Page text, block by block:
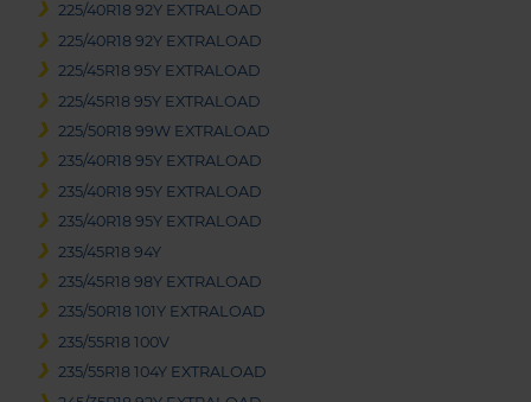
225/40R18 92Y EXTRALOAD
225/40R18 92Y EXTRALOAD
225/45R18 95Y EXTRALOAD
225/45R18 95Y EXTRALOAD
225/50R18 99W EXTRALOAD
235/40R18 95Y EXTRALOAD
235/40R18 95Y EXTRALOAD
235/40R18 95Y EXTRALOAD
235/45R18 94Y
235/45R18 98Y EXTRALOAD
235/50R18 101Y EXTRALOAD
235/55R18 100V
235/55R18 104Y EXTRALOAD